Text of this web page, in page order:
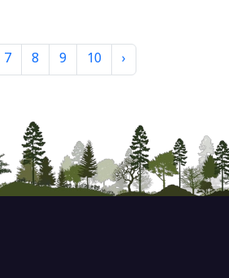
7 8 9 10 ›